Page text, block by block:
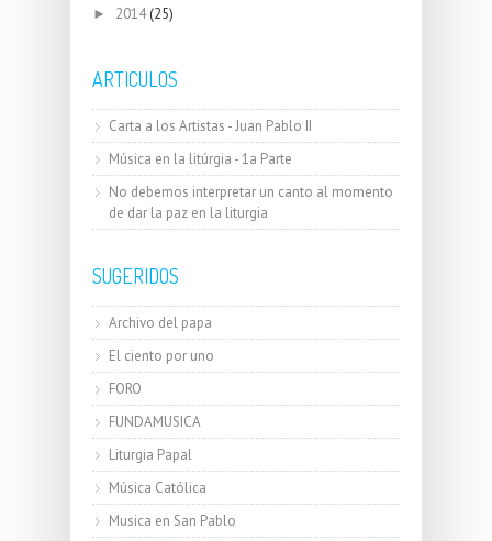
► 2014 (25)
ARTICULOS
Carta a los Artistas - Juan Pablo II
Música en la litúrgia - 1a Parte
No debemos interpretar un canto al momento
de dar la paz en la liturgia
SUGERIDOS
Archivo del papa
El ciento por uno
FORO
FUNDAMUSICA
Liturgia Papal
Música Católica
Musica en San Pablo